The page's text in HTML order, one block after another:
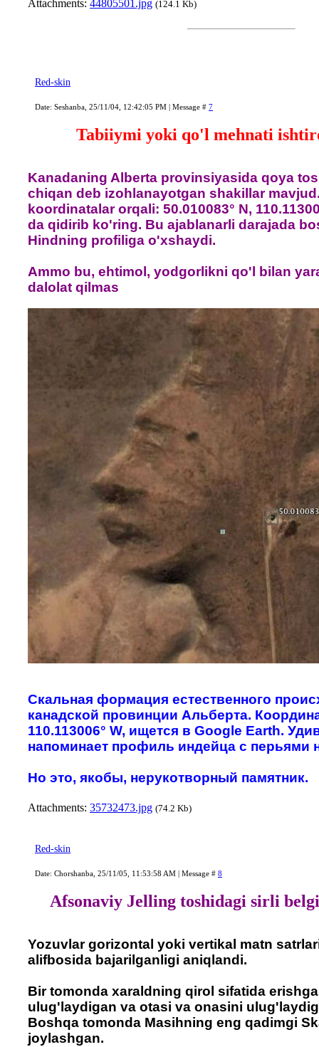
Attachments: 44805501.jpg (124.1 Kb)
Red-skin
Date: Seshanba, 25/11/04, 12:42:05 PM | Message # 7
Tabiiymi yoki qo'l mehnati
Kanadaning Alberta provinsiyasida qoya
chiqan deb izohlanayotgan shakillar
koordinatalar orqali: 50.010083° N,
da qidirib ko'ring. Bu ajablanarli darajada
Hindning profiliga o'xshaydi.
Ammo bu, ehtimol, yodgorlikni qo'l bilan
dalolat qilmas
Скальная формация естественного
канадской провинции Альберта.
110.113006° W, ищется в Google Earth.
напоминает профиль индейца с перьями
Но это, якобы, нерукотворный памятник.
Attachments: 35732473.jpg (74.2 Kb)
Red-skin
Date: Chorshanba, 25/11/05, 11:53:58 AM | Message # 8
Afsonaviy Jelling toshidagi sirli
Yozuvlar gorizontal yoki vertikal matn
alifbosida bajarilganligi aniqlandi.
Bir tomonda xaraldning qirol sifatida
ulug'laydigan va otasi va onasini
Boshqa tomonda Masihning eng qadimgi
joylashgan.